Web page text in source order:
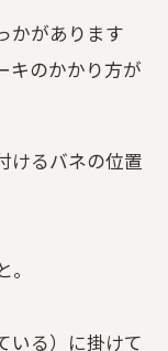
かがあります
キのかかり方が
けるバネの位置
いる）に掛けて